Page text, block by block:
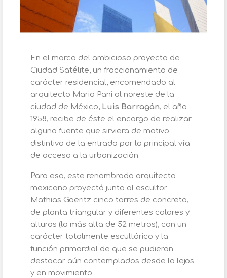
En el marco del ambicioso proyecto de
Ciudad Satélite, un fraccionamiento de
carácter residencial, encomendado al
arquitecto Mario Pani al noreste de la
ciudad de México, Luis Barragán, el año
1958, recibe de éste el encargo de realizar
alguna fuente que sirviera de motivo
distintivo de la entrada por la principal vía
de acceso a la urbanización.
Para eso, este renombrado arquitecto
mexicano proyectó junto al escultor
Mathias Goeritz cinco torres de concreto,
de planta triangular y diferentes colores y
alturas (la más alta de 52 metros), con un
carácter totalmente escultórico y la
función primordial de que se pudieran
destacar aún contemplados desde lo lejos
y en movimiento.